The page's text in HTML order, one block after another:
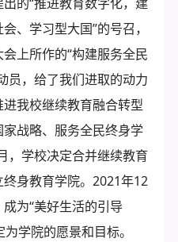
、学习型大国”的号召，
上所作的“构建服务全民
员，给了我们进取的动力
我校继续教育融合转型
战略、服务全民终身学
，学校决定合并继续教育
身教育学院。2021年12
为“美好生活的引导
学院的愿景和目标。